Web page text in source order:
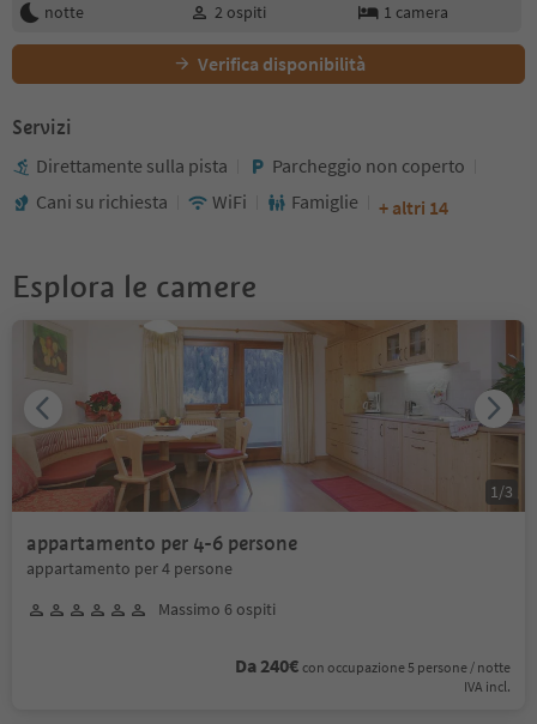
notte
2 ospiti 1 camera
Verifica disponibilità
Servizi
Direttamente sulla pista
Parcheggio non coperto
Cani su richiesta
WiFi Famiglie + altri 14
Esplora le camere
appartamento per 4-6 persone
appartamento per 4 persone
Massimo 6 ospiti
Da 240€ con occupazione 5 persone / notte
IVA incl.
1/3